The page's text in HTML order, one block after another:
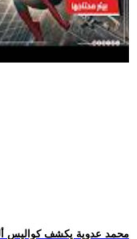
.. محمد عدوية يكشف كواليس